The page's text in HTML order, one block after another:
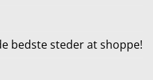
bedste steder at shoppe!